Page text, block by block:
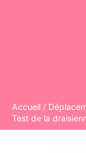
Accueil
Test de la